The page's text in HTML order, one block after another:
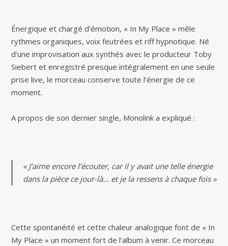
Énergique et chargé d’émotion, « In My Place » mêle
rythmes organiques, voix feutrées et riff hypnotique. Né
d’une improvisation aux synthés avec le producteur Toby
Siebert et enregistré presque intégralement en une seule
prise live, le morceau conserve toute l’énergie de ce
moment.
A propos de son dernier single, Monolink a expliqué :
« J’aime encore l’écouter, car il y avait une telle énergie
dans la pièce ce jour-là… et je la ressens à chaque fois »
Cette spontanéité et cette chaleur analogique font de « In
My Place » un moment fort de l’album à venir. Ce morceau